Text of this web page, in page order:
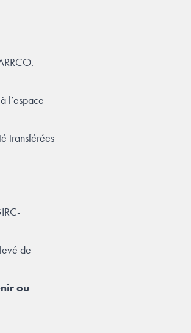
l’espace
transférées
de
ou